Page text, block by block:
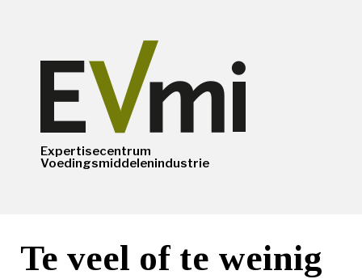
Expertisecentrum
Voedingsmiddelenindustrie
Te veel of te weinig